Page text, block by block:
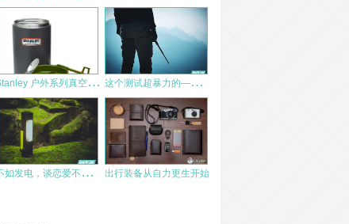
S
tanley 户外系列真空保温食物罐（0.59L) 测评 这
个测试超暴力的——保罗机械轻羽
不
如发电，谈恋爱不如发电——GoalZero TORCH250太阳能手摇发电露营灯评测 出行装备从自力更生开始